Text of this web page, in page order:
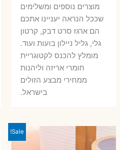
מוצרים נוספים ומשלימים
שככל הנראה יעניינו אתכם
הם ארגז סרט דבק, קרטון
גלי, גליל ניילון בועות ועוד.
מומלץ להכנס לקטוגריית
חומרי אריזה וליהנות
ממחירי מבצע הזולים
בישראל.
Sale!